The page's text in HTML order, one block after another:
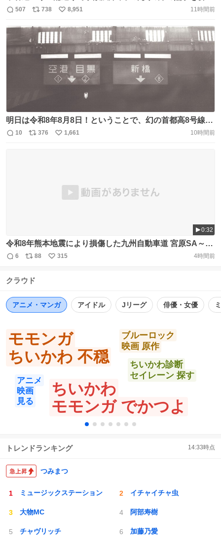
ます。 https://t.co/BlEqN1MRcu
返
信
数
507
リ
ポ
ス
ト
738
い
い
ね
数
8,951 11時間前
明日は令和8年8月8日！ということで、幻の首都高8号線の
標識が映った写真をお送りいたします📷 あと半日・・・金
返
10
リ
376
い
1,661 10時間前
0:32
令和8年熊本地震により損傷した九州自動車道 宮原SA～八
代IC間の川田橋（下り線）の復旧作業を行っています。 タ
子をご紹介します。 高速道路をご利用いただく皆さまの安
行っています。 https://t.co/tm8PwWps0V
返
数
6
リ
ス
数
88
い
315 4時間前
クラウド
アニメ・マンガ アイドル Jリーグ 俳優・女優
ちいかわ
モモンガ でかつよ
モモンガ
ちいかわ 不穏
ブルーロック
映画 原作
ちいかわ診断
セイレーン 探す
アニメ
映画
見る
トレンドランキング 14:33時点
つみまつ
ミュージックステーション イチャイチャ虫
大物MC 阿部寿樹
チャヴリッチ 加藤乃愛